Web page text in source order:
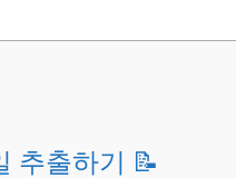
추출하기 📝